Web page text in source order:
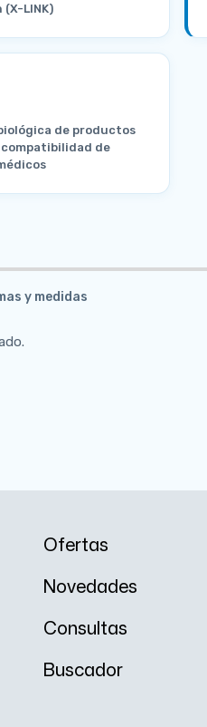
LINK)
de productos
de
y medidas
Ofertas
Novedades
Consultas
Buscador